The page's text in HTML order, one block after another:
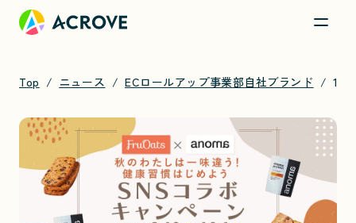
Top ニュース ECロールアップ事業部自社ブランド